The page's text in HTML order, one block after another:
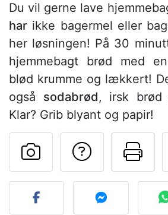
Du vil gerne lave
har ikke bagermel eller
her løsningen! På 30
hjemmebagt brød med
blød krumme og lækkert!
også sodabrød, irsk brød
Klar? Grib blyant og papir!
Stil et
Send dit